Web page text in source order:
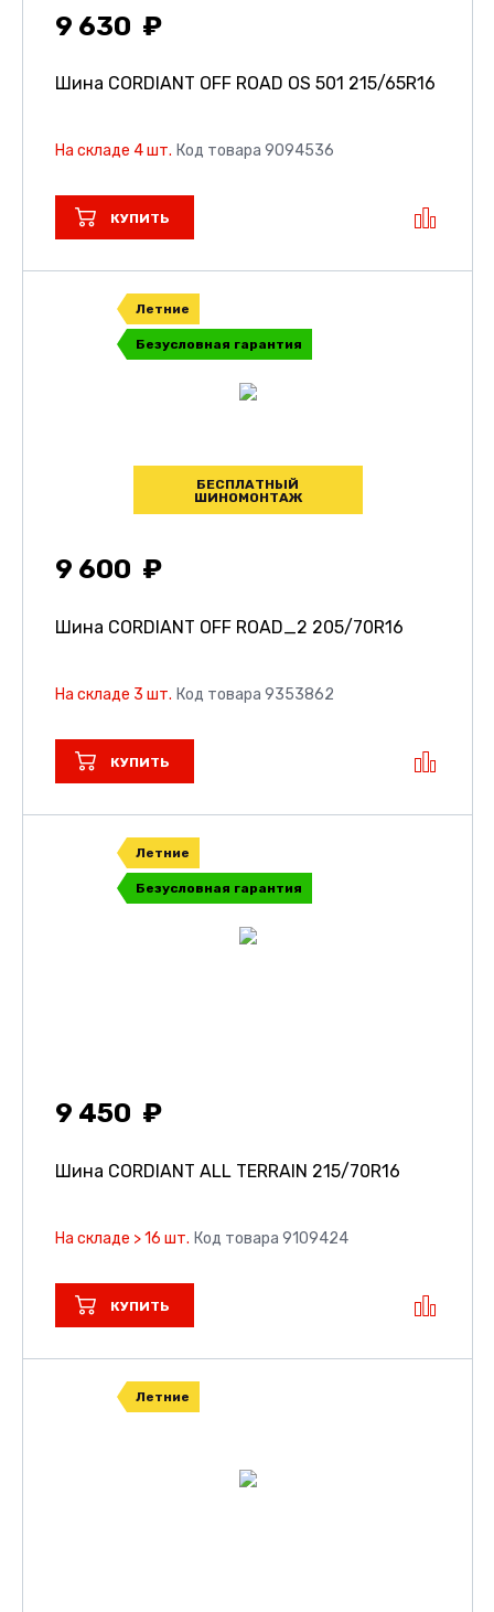
9 630
Шина CORDIANT OFF ROAD OS 501 215/65R16
На складе 4 шт. Код товара 9094536
КУПИТЬ
Летние
Безусловная гарантия
БЕСПЛАТНЫЙ
ШИНОМОНТАЖ
9 600
Шина CORDIANT OFF ROAD_2 205/70R16
На складе 3 шт. Код товара 9353862
КУПИТЬ
Летние
Безусловная гарантия
9 450
Шина CORDIANT ALL TERRAIN 215/70R16
На складе > 16 шт. Код товара 9109424
КУПИТЬ
Летние